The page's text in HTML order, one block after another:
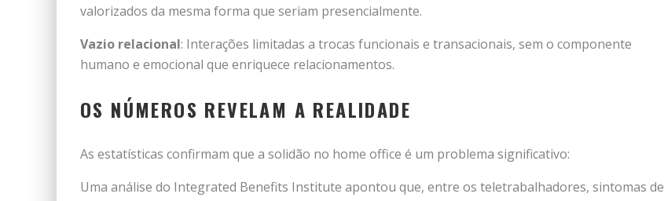
valorizados da mesma forma que seriam presencialmente.
Vazio relacional: Interações limitadas a trocas funcionais e transacionais, sem o componente
humano e emocional que enriquece relacionamentos.
OS NÚMEROS REVELAM A REALIDADE
As estatísticas confirmam que a solidão no home office é um problema significativo:
Uma análise do Integrated Benefits Institute apontou que, entre os teletrabalhadores, sintomas de